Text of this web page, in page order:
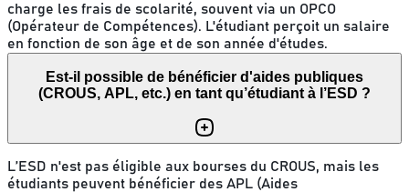
charge les frais de scolarité, souvent via un OPCO
(Opérateur de Compétences). L'étudiant perçoit un salaire
en fonction de son âge et de son année d'études.
Est-il possible de bénéficier d'aides publiques
(CROUS, APL, etc.) en tant qu’étudiant à l’ESD ?
L’ESD n'est pas éligible aux bourses du CROUS, mais les
étudiants peuvent bénéficier des APL (Aides